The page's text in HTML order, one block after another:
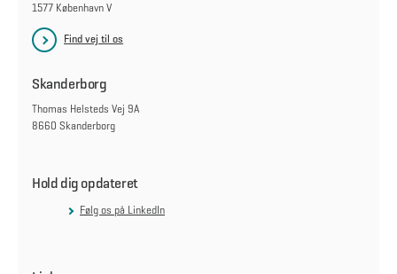
1577 København V
Find vej til os
Skanderborg
Thomas Helsteds Vej 9A
8660 Skanderborg
Hold dig opdateret
Følg os på LinkedIn